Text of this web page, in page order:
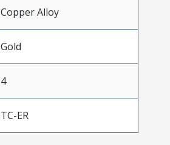
Copper Alloy
Gold
4
TC-ER